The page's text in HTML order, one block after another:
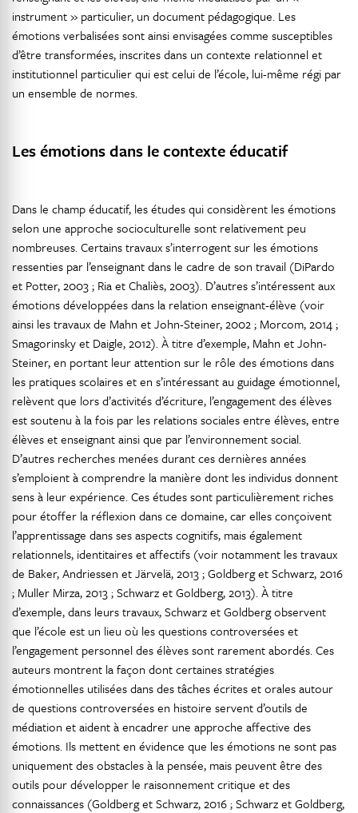
instrument » particulier, un document pédagogique. Les
émotions verbalisées sont ainsi envisagées comme susceptibles
d’être transformées, inscrites dans un contexte relationnel et
institutionnel particulier qui est celui de l’école, lui-même régi par
un ensemble de normes.
Les émotions dans le contexte éducatif
Dans le champ éducatif, les études qui considèrent les émotions
selon une approche socioculturelle sont relativement peu
nombreuses. Certains travaux s’interrogent sur les émotions
ressenties par l’enseignant dans le cadre de son travail (DiPardo
et Potter, 2003 ; Ria et Chaliès, 2003). D’autres s’intéressent aux
émotions développées dans la relation enseignant-élève (voir
ainsi les travaux de Mahn et John-Steiner, 2002 ; Morcom, 2014 ;
Smagorinsky et Daigle, 2012). À titre d’exemple, Mahn et John-
Steiner, en portant leur attention sur le rôle des émotions dans
les pratiques scolaires et en s’intéressant au guidage émotionnel,
relèvent que lors d’activités d’écriture, l’engagement des élèves
est soutenu à la fois par les relations sociales entre élèves, entre
élèves et enseignant ainsi que par l’environnement social.
D’autres recherches menées durant ces dernières années
s’emploient à comprendre la manière dont les individus donnent
sens à leur expérience. Ces études sont particulièrement riches
pour étoffer la réflexion dans ce domaine, car elles conçoivent
l’apprentissage dans ses aspects cognitifs, mais également
relationnels, identitaires et affectifs (voir notamment les travaux
de Baker, Andriessen et Järvelä, 2013 ; Goldberg et Schwarz, 2016
; Muller Mirza, 2013 ; Schwarz et Goldberg, 2013). À titre
d’exemple, dans leurs travaux, Schwarz et Goldberg observent
que l’école est un lieu où les questions controversées et
l’engagement personnel des élèves sont rarement abordés. Ces
auteurs montrent la façon dont certaines stratégies
émotionnelles utilisées dans des tâches écrites et orales autour
de questions controversées en histoire servent d’outils de
médiation et aident à encadrer une approche affective des
émotions. Ils mettent en évidence que les émotions ne sont pas
uniquement des obstacles à la pensée, mais peuvent être des
outils pour développer le raisonnement critique et des
connaissances (Goldberg et Schwarz, 2016 ; Schwarz et Goldberg,